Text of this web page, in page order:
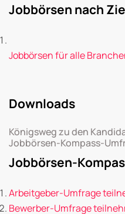
Jobbörsen nach
Jobbörsen für alle
Downloads
Königsweg zu den
Jobbörsen-Kompass-
Jobbörsen-
Arbeitgeber-Umfrage
Bewerber-Umfrage